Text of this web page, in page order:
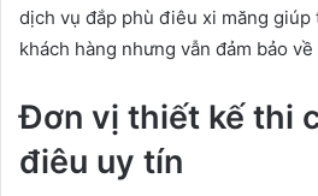
dịch vụ đắp phù điêu xi măng
khách hàng nhưng vẫn đảm bảo
Đơn vị thiết kế thi
điêu uy tín